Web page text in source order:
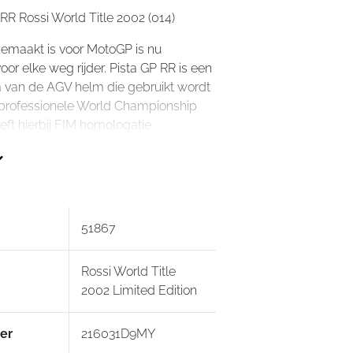
Rossi World Title 2002 (014)
is voor MotoGP is nu
elke weg rijder. Pista GP RR is een
de AGV helm die gebruikt wordt
World Championship
hierbij FIM homologatie
bescherming.
beschikbaar op de markt. Ook bij
de helm perfect, de aerdinamica
door de biplano
Verder wordt de helm geleverd in 4
niet onnodig groot wordt!
51867
Rossi World Title
2002 Limited Edition
216031D9MY